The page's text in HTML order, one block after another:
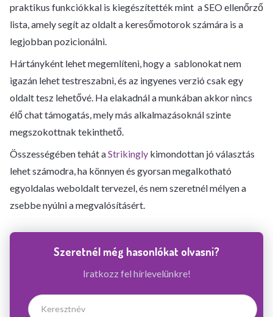
praktikus funkciókkal is kiegészítették mint a SEO ellenőrző
lista, amely segít az oldalt a keresőmotorok számára is a
legjobban pozicionálni.
Hártányként lehet megemlíteni, hogy a sablonokat nem
igazán lehet testreszabni, és az ingyenes verzió csak egy
oldalt tesz lehetővé. Ha elakadnál a munkában akkor nincs
élő chat támogatás, mely más alkalmazásoknál szinte
megszokottnak tekinthető.
Összességében tehát aStrikingly kimondottan jó választás
lehet számodra, ha könnyen és gyorsan megalkotható
egyoldalas weboldalt tervezel, és nem szeretnél mélyen a
zsebbe nyúlni a megvalósításért.
Szeretnél még hasonlókat olvasni?
Iratkozz fel hírlevelünkre!